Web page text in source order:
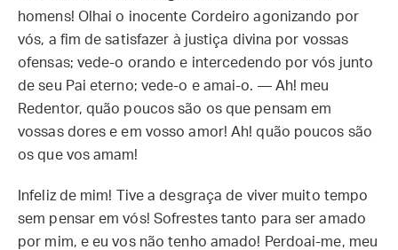
homens! Olhai o inocente Cordeiro agonizando por
vós, a fim de satisfazer à justiça divina por vossas
ofensas; vede-o orando e intercedendo por vós junto
de seu Pai eterno; vede-o e amai-o. — Ah! meu
Redentor, quão poucos são os que pensam em
vossas dores e em vosso amor! Ah! quão poucos são
os que vos amam!
Infeliz de mim! Tive a desgraça de viver muito tempo
sem pensar em vós! Sofrestes tanto para ser amado
por mim, e eu vos não tenho amado! Perdoai-me, meu